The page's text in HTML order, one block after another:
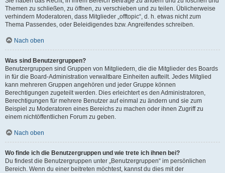
Themen zu schließen, zu öffnen, zu verschieben und zu teilen. Üblicherweise
verhindern Moderatoren, dass Mitglieder „offtopic“, d. h. etwas nicht zum
Thema Passendes, oder Beleidigendes bzw. Angreifendes schreiben.
Nach oben
Was sind Benutzergruppen?
Benutzergruppen sind Gruppen von Mitgliedern, die die Mitglieder des Boards
in für die Board-Administration verwaltbare Einheiten aufteilt. Jedes Mitglied
kann mehreren Gruppen angehören und jeder Gruppe können
Berechtigungen zugeteilt werden. Dies erleichtert es den Administratoren,
Berechtigungen für mehrere Benutzer auf einmal zu ändern und sie zum
Beispiel zu Moderatoren eines Bereichs zu machen oder ihnen Zugriff zu
einem nichtöffentlichen Forum zu geben.
Nach oben
Wo finde ich die Benutzergruppen und wie trete ich ihnen bei?
Du findest die Benutzergruppen unter „Benutzergruppen“ im persönlichen
Bereich. Wenn du einer beitreten möchtest, kannst du dies mit der